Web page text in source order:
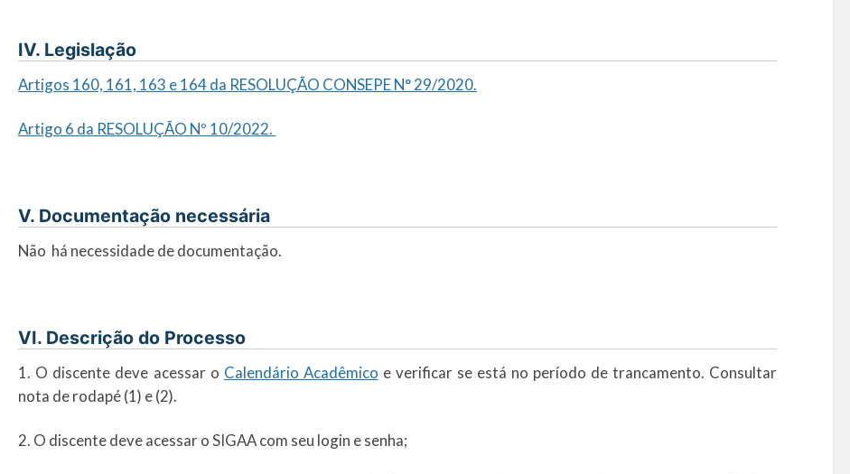
IV. Legislação
Artigos 160, 161, 163 e 164 da RESOLUÇÃO CONSEPE N° 29/2020.
Artigo 6 da RESOLUÇÃO Nº 10/2022.
V. Documentação necessária
Não há necessidade de documentação.
VI. Descrição do Processo
1. O discente deve acessar o Calendário Acadêmico e verificar se está no período de trancamento. Consultar
nota de rodapé (1) e (2).
2. O discente deve acessar o SIGAA com seu login e senha;